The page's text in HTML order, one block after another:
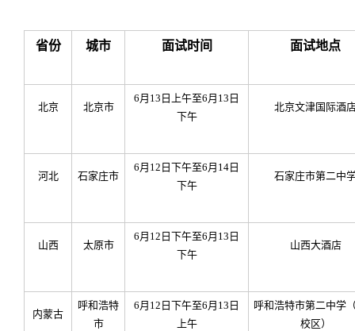
省份 城市 面试时间 面试地点
北京 北京市
6月13日上午至6月13日
下午
北京文津国际酒
河北 石家庄市
6月12日下午至6月14日
下午
石家庄市第二中
山西 太原市
6月12日下午至6月13日
下午
山西大酒店
内蒙古
呼和浩特
市
6月12日下午至6月13日
上午
呼和浩特市第二中学
校区）